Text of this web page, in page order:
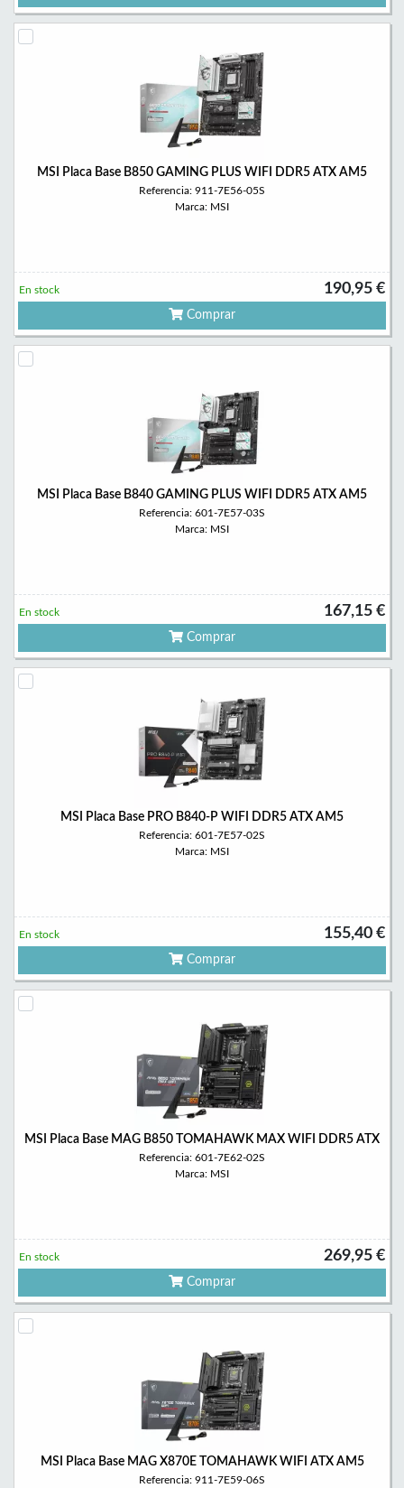
MSI Placa Base B850 GAMING PLUS WIFI DDR5 ATX AM5
Referencia: 911-7E56-05S
Marca: MSI
190,95 €
En stock
Comprar
MSI Placa Base B840 GAMING PLUS WIFI DDR5 ATX AM5
Referencia: 601-7E57-03S
Marca: MSI
167,15 €
En stock
Comprar
MSI Placa Base PRO B840-P WIFI DDR5 ATX AM5
Referencia: 601-7E57-02S
Marca: MSI
155,40 €
En stock
Comprar
MSI Placa Base MAG B850 TOMAHAWK MAX WIFI DDR5 ATX
Referencia: 601-7E62-02S
Marca: MSI
269,95 €
En stock
Comprar
MSI Placa Base MAG X870E TOMAHAWK WIFI ATX AM5
Referencia: 911-7E59-06S